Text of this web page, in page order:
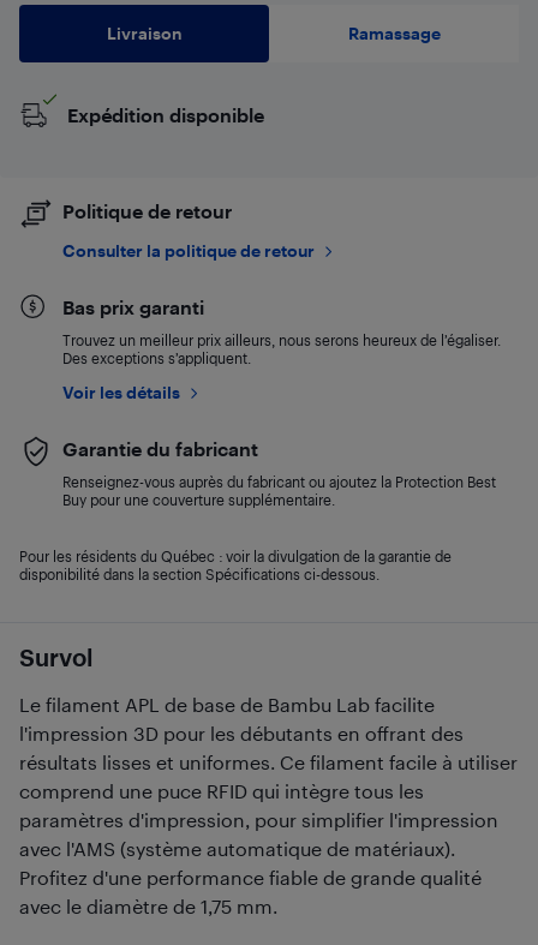
Survol
Le filament APL de base de Bambu Lab facilite
l'impression 3D pour les débutants en offrant des
résultats lisses et uniformes. Ce filament facile à utiliser
comprend une puce RFID qui intègre tous les
paramètres d'impression, pour simplifier l'impression
avec l'AMS (système automatique de matériaux).
Profitez d'une performance fiable de grande qualité
avec le diamètre de 1,75 mm.
Livraison Ramassage
Expédition disponible
Politique de retour
Consulter la politique de retour
Bas prix garanti
Trouvez un meilleur prix ailleurs, nous serons heureux de l’égaliser.
Des exceptions s’appliquent.
Voir les détails
Garantie du fabricant
Renseignez-vous auprès du fabricant ou ajoutez la Protection Best
Buy pour une couverture supplémentaire.
Pour les résidents du Québec : voir la divulgation de la garantie de
disponibilité dans la section Spécifications ci-dessous.